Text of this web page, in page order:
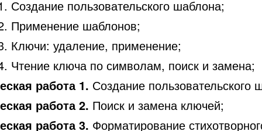
Создание пользовательского шаблона;
Применение шаблонов;
Ключи: удаление, применение;
Чтение ключа по символам, поиск и замена;
работа 1. Создание пользовательского
работа 2. Поиск и замена ключей;
работа 3. Форматирование